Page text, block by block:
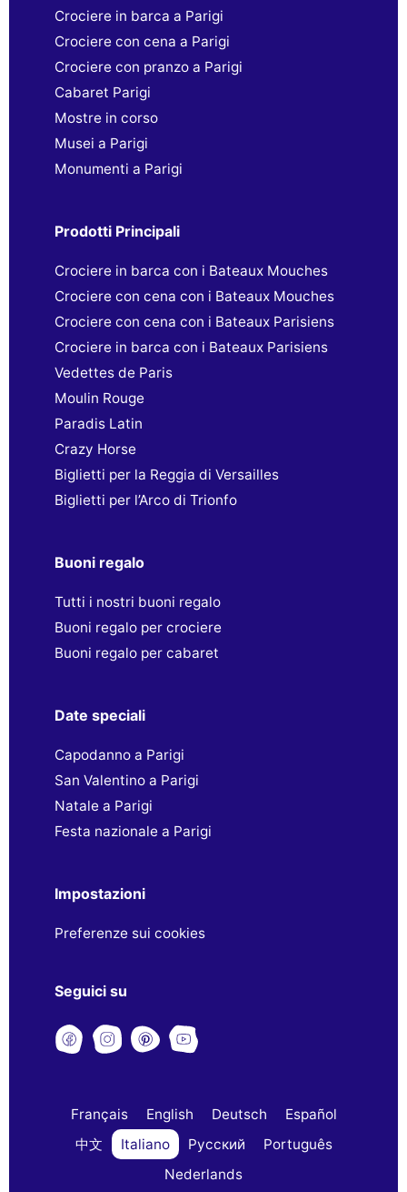
Crociere in barca a Parigi
Crociere con cena a Parigi
Crociere con pranzo a Parigi
Cabaret Parigi
Mostre in corso
Musei a Parigi
Monumenti a Parigi
Prodotti Principali
Crociere in barca con i Bateaux Mouches
Crociere con cena con i Bateaux Mouches
Crociere con cena con i Bateaux Parisiens
Crociere in barca con i Bateaux Parisiens
Vedettes de Paris
Moulin Rouge
Paradis Latin
Crazy Horse
Biglietti per la Reggia di Versailles
Biglietti per l’Arco di Trionfo
Buoni regalo
Tutti i nostri buoni regalo
Buoni regalo per crociere
Buoni regalo per cabaret
Date speciali
Capodanno a Parigi
San Valentino a Parigi
Natale a Parigi
Festa nazionale a Parigi
Impostazioni
Preferenze sui cookies
Seguici su
Français English Deutsch
Español
中文
Italiano Русский
Português
Nederlands